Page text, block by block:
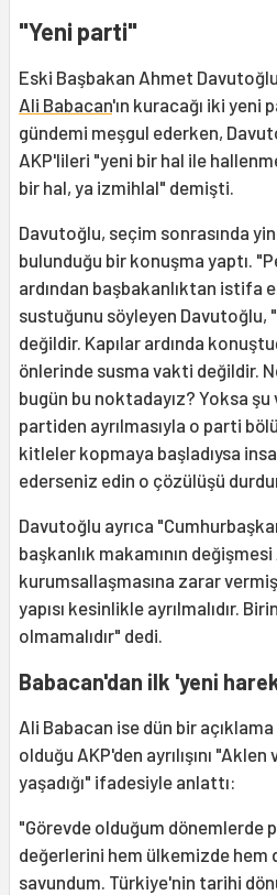
"Yeni parti"
Eski Başbakan Ahmet
Ali Babacan'ın kuracağı iki yeni
gündemi meşgul ederken,
AKP'lileri "yeni bir hal ile
bir hal, ya izmihlal" demişti.
Davutoğlu, seçim sonrasında
bulunduğu bir konuşma yaptı.
ardından başbakanlıktan istifa
sustuğunu söyleyen Davutoğlu,
değildir. Kapılar ardında
önlerinde susma vakti değildir.
bugün bu noktadayız? Yoksa
partiden ayrılmasıyla o parti
kitleler kopmaya başladıysa
ederseniz edin o çözülüşü
Davutoğlu ayrıca
başkanlık makamının
kurumsallaşmasına zarar
yapısı kesinlikle ayrılmalıdır.
olmamalıdır" dedi.
Babacan'dan ilk 'yeni
Ali Babacan ise dün bir
olduğu AKP'den ayrılışını
yaşadığı" ifadesiyle anlattı:
"Görevde olduğum dönemlerde
değerlerini hem ülkemizde hem
savundum. Türkiye'nin tarihi